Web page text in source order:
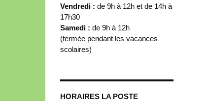
Vendredi : de 9h à 12h et de 14h à
17h30
Samedi : de 9h à 12h
(fermée pendant les vacances
scolaires)
HORAIRES LA POSTE